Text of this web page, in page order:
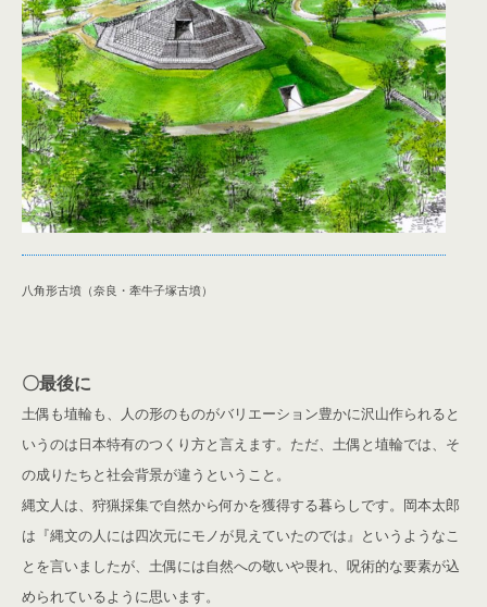
八角形古墳（奈良・牽牛子塚古墳）
〇最後に
土偶も埴輪も、人の形のものがバリエーション豊かに沢山作られると
いうのは日本特有のつくり方と言えます。ただ、土偶と埴輪では、そ
の成りたちと社会背景が違うということ。
縄文人は、狩猟採集で自然から何かを獲得する暮らしです。岡本太郎
は『縄文の人には四次元にモノが見えていたのでは』というようなこ
とを言いましたが、土偶には自然への敬いや畏れ、呪術的な要素が込
められているように思います。